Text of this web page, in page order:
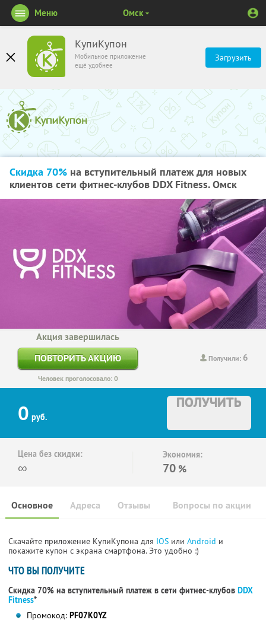
КупиКупон
Мобильное приложение
ещё удобнее
Загрузить
Меню Омск
Скидка 70% на вступительный платеж для новых
клиентов сети фитнес-клубов DDX Fitness. Омск
Получили: 6
Акция завершилась
ПОВТОРИТЬ АКЦИЮ
Человек проголосовало: 0
0 руб.
ПОЛУЧИТЬ
Цена без скидки:
∞
Экономия:
70 %
Основное Отзывы Вопросы по акции
Адреса
Скачайте приложение КупиКупона для IOS или Android и
покажите купон с экрана смартфона. Это удобно :)
ЧТО ВЫ ПОЛУЧИТЕ
Скидка 70% на вступительный платеж в сети фитнес-клубов DDX
Fitness*
Промокод: PF07K0YZ